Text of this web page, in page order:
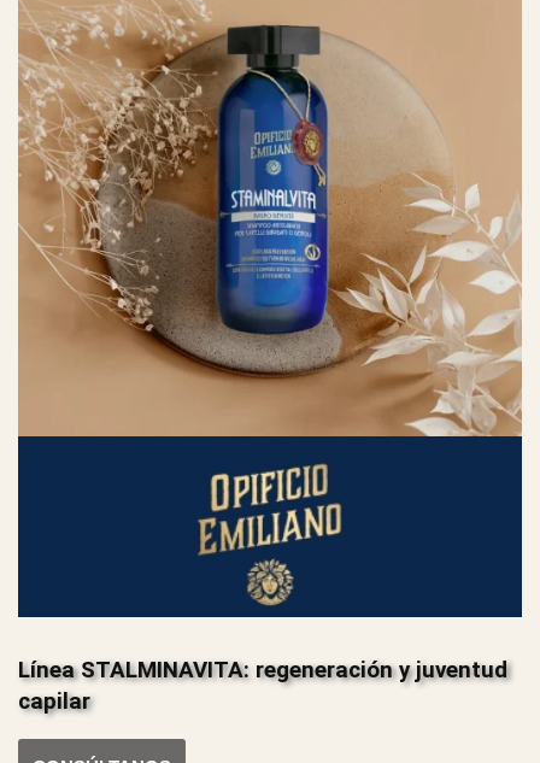
Línea STALMINAVITA: regeneración y juventud
capilar